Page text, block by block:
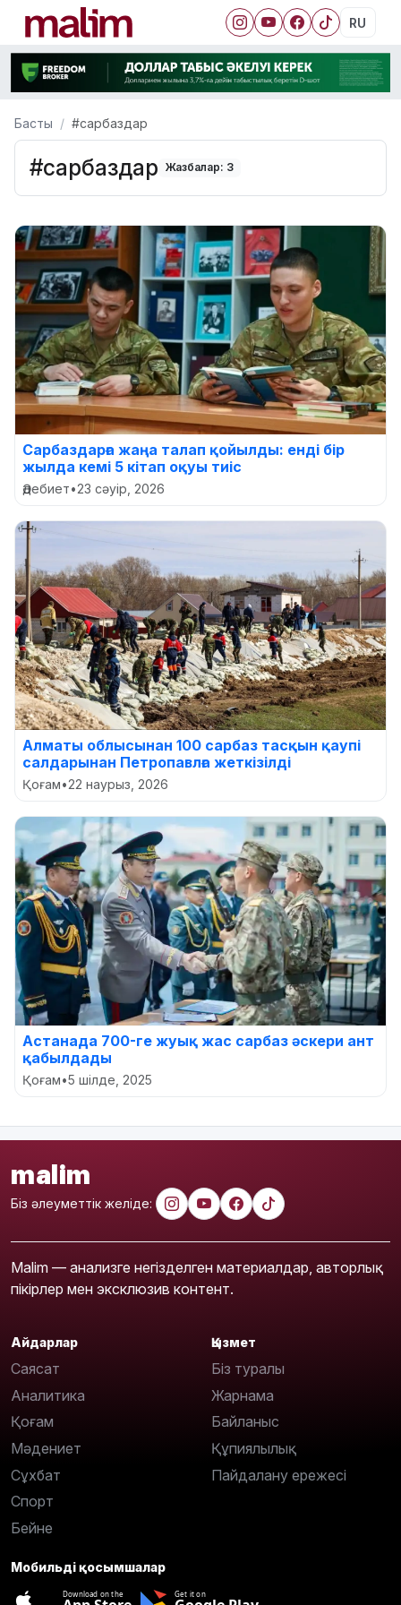
RU
Басты #сарбаздар
#сарбаздар Жазбалар: 3
Сарбаздарға жаңа талап қойылды: енді бір
жылда кемі 5 кітап оқуы тиіс
Әдебиет•23 сәуір, 2026
Алматы облысынан 100 сарбаз тасқын қаупі
салдарынан Петропавлға жеткізілді
Қоғам•22 наурыз, 2026
Астанада 700-ге жуық жас сарбаз әскери ант
қабылдады
Қоғам•5 шілде, 2025
malim
Біз әлеуметтік желіде:
Malim — анализге негізделген материалдар, авторлық
пікірлер мен эксклюзив контент.
Айдарлар
Саясат
Аналитика
Қоғам
Мәдениет
Сұхбат
Спорт
Бейне
Қызмет
Біз туралы
Жарнама
Байланыс
Құпиялылық
Пайдалану ережесі
Мобильді қосымшалар
Download on the Get it on